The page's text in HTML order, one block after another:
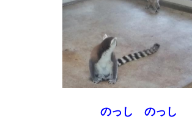
のっし のっし